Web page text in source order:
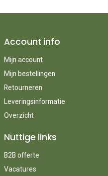
Account info
Mijn account
Mijn bestellingen
Retourneren
Leveringsinformatie
Overzicht
Nuttige links
B2B offerte
Vacatures